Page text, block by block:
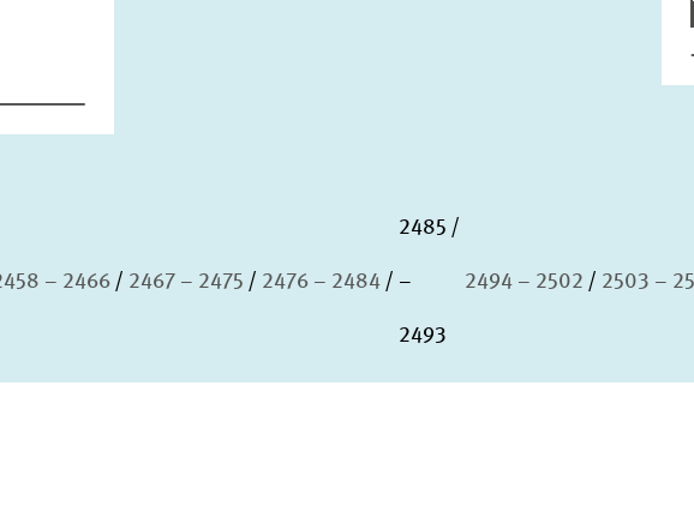
– 2466 2467 – 2475 2476 – 2484
2485
–
2493
2494 – 2502 2503 –